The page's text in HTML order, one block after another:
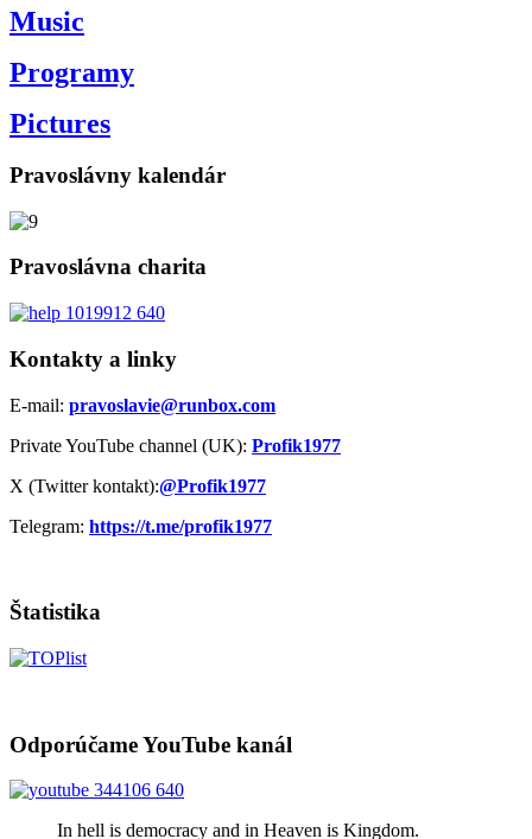
Music
Programy
Pictures
Pravoslávny kalendár
Pravoslávna charita
Kontakty a linky
E-mail: pravoslavie@runbox.com
Private YouTube channel (UK): Profik1977
X (Twitter kontakt):@Profik1977
Telegram: https://t.me/profik1977
Štatistika
Odporúčame YouTube kanál
In hell is democracy and in Heaven is Kingdom.